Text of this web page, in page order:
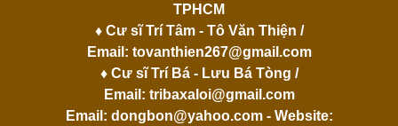
TPHCM
♦ Cư sĩ Trí Tâm - Tô Văn Thiện /
Email: tovanthien267@gmail.com
♦ Cư sĩ Trí Bá - Lưu Bá Tòng /
Email: tribaxaloi@gmail.com
Email: dongbon@yahoo.com- Website: